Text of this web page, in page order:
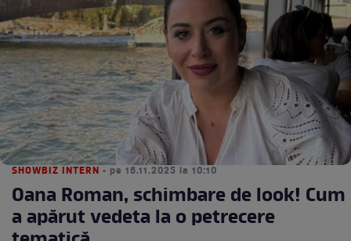
SHOWBIZ INTERN • pe 16.11.2025 la 10:10
Oana Roman, schimbare de look! Cum
a apărut vedeta la o petrecere